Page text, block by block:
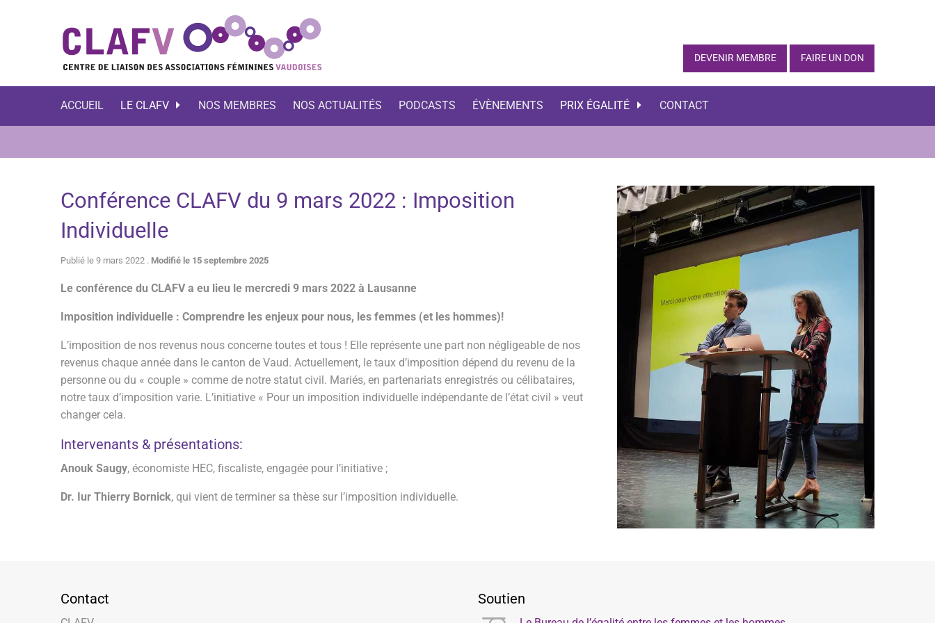
DEVENIR MEMBRE FAIRE UN DON
ACCUEIL LE CLAFV NOS MEMBRES NOS ACTUALITÉS PODCASTS ÉVÈNEMENTS PRIX ÉGALITÉ CONTACT
Conférence CLAFV du 9 mars 2022 : Imposition
Individuelle
Publié le 9 mars 2022 . Modifié le 15 septembre 2025
Le conférence du CLAFV a eu lieu le mercredi 9 mars 2022 à Lausanne
Imposition individuelle : Comprendre les enjeux pour nous, les femmes (et les hommes)!
L’imposition de nos revenus nous concerne toutes et tous ! Elle représente une part non négligeable de nos
revenus chaque année dans le canton de Vaud. Actuellement, le taux d’imposition dépend du revenu de la
personne ou du « couple » comme de notre statut civil. Mariés, en partenariats enregistrés ou célibataires,
notre taux d’imposition varie. L’initiative « Pour un imposition individuelle indépendante de l’état civil » veut
changer cela.
Intervenants & présentations:
Anouk Saugy, économiste HEC, fiscaliste, engagée pour l’initiative ;
Dr. Iur Thierry Bornick, qui vient de terminer sa thèse sur l’imposition individuelle.
Contact Soutien